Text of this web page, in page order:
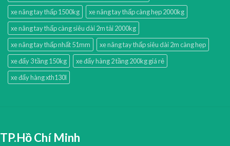
xe nâng tay thấp 1500kg
xe nâng tay thấp càng hẹp 2000kg
xe nâng tay thấp càng siêu dài 2m tải 2000kg
xe nâng tay thấp nhất 51mm
xe nâng tay thấp siêu dài 2m càng hẹp
xe đẩy 3 tầng 150kg
xe đẩy hàng 2 tầng 200kg giá rẻ
xe đẩy hàng xth130l
TP.Hồ Chí Minh